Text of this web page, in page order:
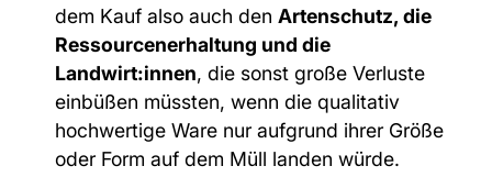
dem Kauf also auch den Artenschutz, die
Ressourcenerhaltung und die
Landwirt:innen, die sonst große Verluste
einbüßen müssten, wenn die qualitativ
hochwertige Ware nur aufgrund ihrer Größe
oder Form auf dem Müll landen würde.